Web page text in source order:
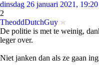
dinsdag 26 januari 2021,
2
TheoddDutchGuy
De politie is met te weinig,
leger over.
Niet janken dan als ze gaan